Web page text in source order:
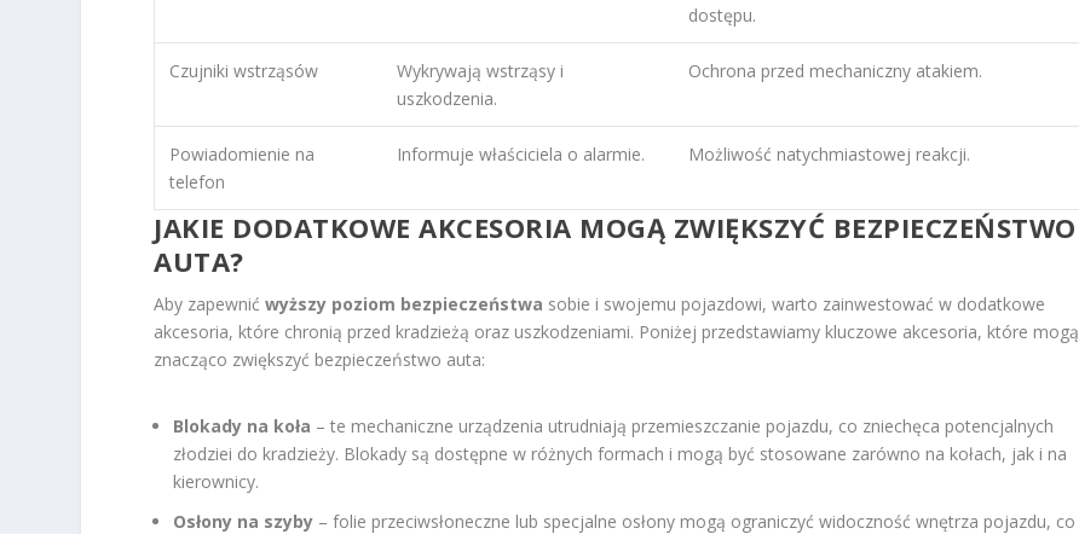
dostępu.
Czujniki wstrząsów
Wykrywają wstrząsy i
uszkodzenia.
Ochrona przed mechaniczny atakiem.
Powiadomienie na
telefon
Informuje właściciela o alarmie. Możliwość natychmiastowej reakcji.
JAKIE DODATKOWE AKCESORIA MOGĄ ZWIĘKSZYĆ BEZPIECZEŃSTWO
AUTA?
Aby zapewnićwyższy poziom bezpieczeństwa sobie i swojemu pojazdowi, warto zainwestować w dodatkowe
akcesoria, które chronią przed kradzieżą oraz uszkodzeniami. Poniżej przedstawiamy kluczowe akcesoria, które mogą
znacząco zwiększyć bezpieczeństwo auta:
Blokady na koła – te mechaniczne urządzenia utrudniają przemieszczanie pojazdu, co zniechęca potencjalnych
złodziei do kradzieży. Blokady są dostępne w różnych formach i mogą być stosowane zarówno na kołach, jak i na
kierownicy.
Osłony na szyby – folie przeciwsłoneczne lub specjalne osłony mogą ograniczyć widoczność wnętrza pojazdu, co